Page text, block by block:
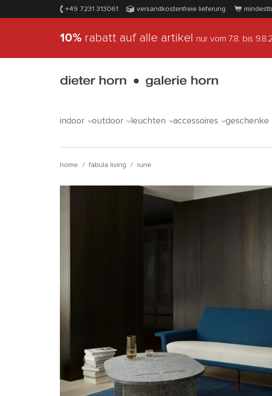
+49 7231 313061 versandkostenfreie lieferung
10% rabatt auf alle artikel nur vom 7.8. bis
indoor outdoor leuchten accessoires geschenke
home / fabula living / rune